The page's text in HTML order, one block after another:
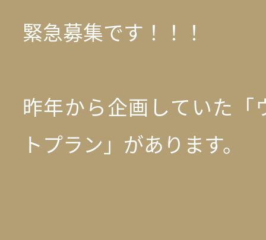
緊急募集です！！！
昨年から企画していた「
トプラン」があります。